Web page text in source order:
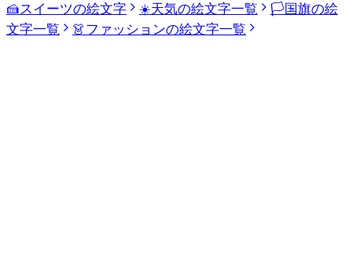
🍰スイーツの絵文字 ☀️天気の絵文字一覧 🏳️国旗の絵
文字一覧
👗ファッションの絵文字一覧